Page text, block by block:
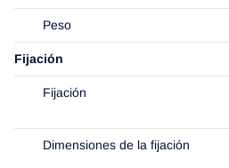
Peso
Fijación
Fijación
Dimensiones de la fijación